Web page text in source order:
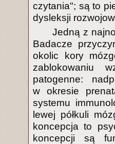
czytania"; są to
dysleksji
Jedną z
Badacze
okolic kory
zablokowaniu
patogenne:
w okresie
systemu
lewej półkuli
koncepcja to
koncepcji są